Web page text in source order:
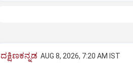
ದಕ್ಷಿಣಕನ್ನಡ AUG 8, 2026, 7:20 AM IST